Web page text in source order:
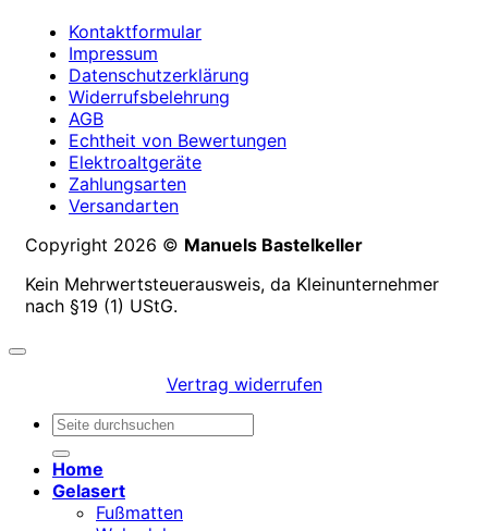
Kontaktformular
Impressum
Datenschutzerklärung
Widerrufsbelehrung
AGB
Echtheit von Bewertungen
Elektroaltgeräte
Zahlungsarten
Versandarten
Copyright 2026 © Manuels Bastelkeller
Kein Mehrwertsteuerausweis, da Kleinunternehmer
nach §19 (1) UStG.
Vertrag widerrufen
Suchen
Home
Gelasert
Fußmatten